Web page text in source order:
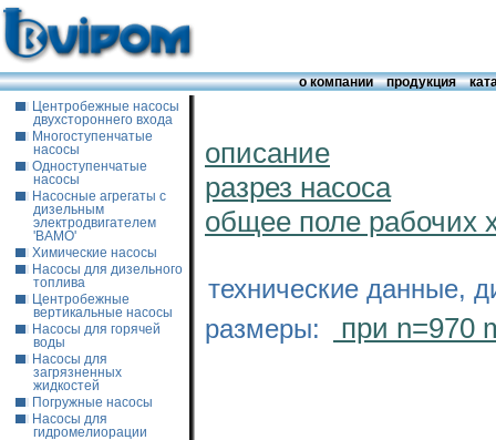
о компании продукция
Центробежные насосы
двухстороннего входа
Многоступенчатые
насосы
Одноступенчатые
насосы
Насосные агрегаты с
дизельным
электродвигателем
'ВАМО'
Химические насосы
Насосы для дизельного
топлива
Центробежные
вертикальные насосы
Насосы для горячей
воды
Насосы для
загрязненных
жидкостей
Погружные насосы
Насосы для
гидромелиорации
описание
разрез насоса
общее поле рабочих
технические данные,
размеры:
при n=970